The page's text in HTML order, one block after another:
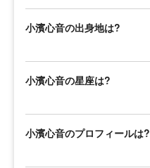
小濱心音の出身地は?
小濱心音の星座は?
小濱心音のプロフィールは?